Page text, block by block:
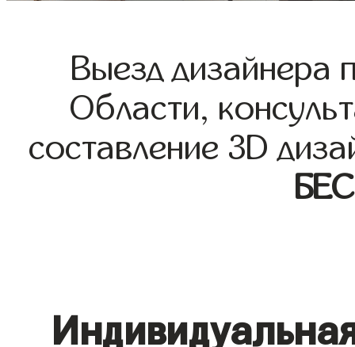
Выезд дизайнера
Области,
составление 3D